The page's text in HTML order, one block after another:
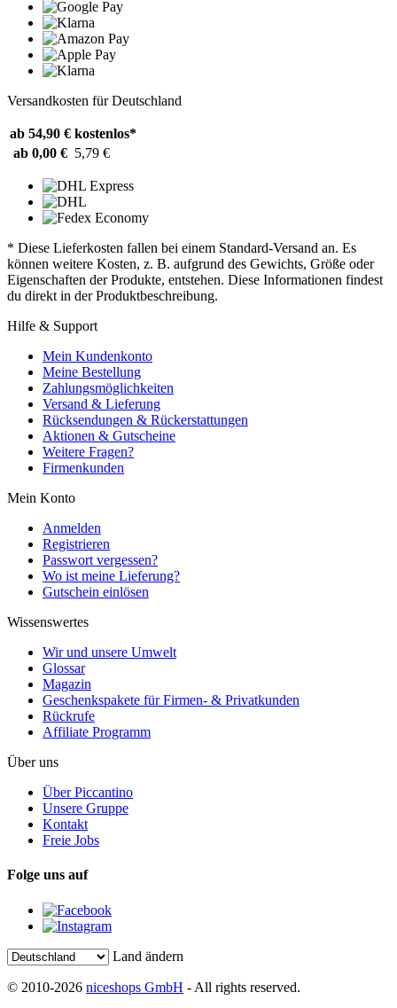
Versandkosten für Deutschland
ab 54,90 € kostenlos*
ab 0,00 € 5,79 €
* Diese Lieferkosten fallen bei einem Standard-Versand an. Es
können weitere Kosten, z. B. aufgrund des Gewichts, Größe oder
Eigenschaften der Produkte, entstehen. Diese Informationen findest
du direkt in der Produktbeschreibung.
Hilfe & Support
Mein Kundenkonto
Meine Bestellung
Zahlungsmöglichkeiten
Versand & Lieferung
Rücksendungen & Rückerstattungen
Aktionen & Gutscheine
Weitere Fragen?
Firmenkunden
Mein Konto
Anmelden
Registrieren
Passwort vergessen?
Wo ist meine Lieferung?
Gutschein einlösen
Wissenswertes
Wir und unsere Umwelt
Glossar
Magazin
Geschenkspakete für Firmen- & Privatkunden
Rückrufe
Affiliate Programm
Über uns
Über Piccantino
Unsere Gruppe
Kontakt
Freie Jobs
Folge uns auf
Land ändern
© 2010-2026 niceshops GmbH - All rights reserved.